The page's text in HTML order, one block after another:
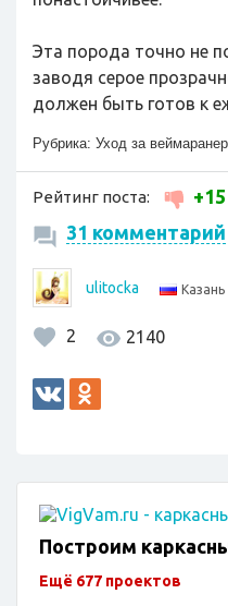
Эта порода точно не
заводя серое
должен быть готов к
Рубрика: Уход за
Рейтинг поста:
+15
31 комментарий
ulitocka Казань
2 2140
Построим
Ещё 677 проектов